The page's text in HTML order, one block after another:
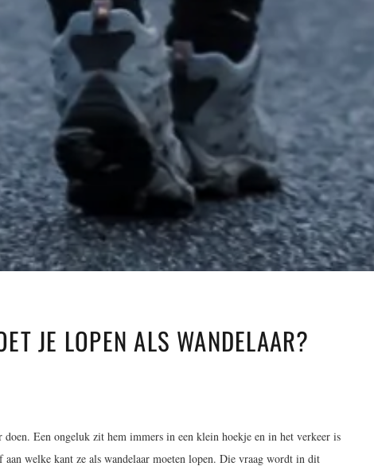
JE LOPEN ALS WANDELAAR?
Een ongeluk zit hem immers in een klein hoekje en in het verkeer is
welke kant ze als wandelaar moeten lopen. Die vraag wordt in dit